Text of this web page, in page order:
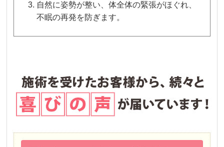
自然に姿勢が整い、体全体の緊張がほぐれ、
不眠の再発を防ぎます。